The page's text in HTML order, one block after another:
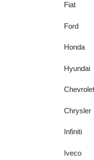
Fiat
Ford
Honda
Hyundai
Chevrolet
Chrysler
Infiniti
Iveco